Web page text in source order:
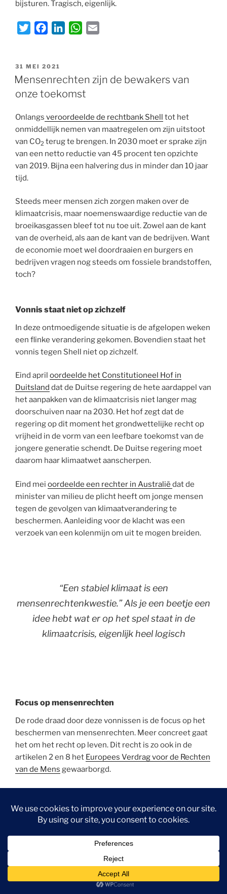
bijsturen. Tragisch, eigenlijk.
t
t
e
e
b
o
k
e
d
n
W
s
A
p
l
GEPLAATST
OP
31 MEI 2021
Mensenrechten zijn de bewakers van
onze toekomst
Onlangs veroordeelde de rechtbank Shell tot het
onmiddellijk nemen van maatregelen om zijn uitstoot
van CO2 terug te brengen. In 2030 moet er sprake zijn
van een netto reductie van 45 procent ten opzichte
van 2019. Bijna een halvering dus in minder dan 10 jaar
tijd.
Steeds meer mensen zich zorgen maken over de
klimaatcrisis, maar noemenswaardige reductie van de
broeikasgassen bleef tot nu toe uit. Zowel aan de kant
van de overheid, als aan de kant van de bedrijven. Want
de economie moet wel doordraaien en burgers en
bedrijven vragen nog steeds om fossiele brandstoffen,
toch?
Vonnis staat niet op zichzelf
In deze ontmoedigende situatie is de afgelopen weken
een flinke verandering gekomen. Bovendien staat het
vonnis tegen Shell niet op zichzelf.
Eind april oordeelde het Constitutioneel Hof in
Duitsland dat de Duitse regering de hete aardappel van
het aanpakken van de klimaatcrisis niet langer mag
doorschuiven naar na 2030. Het hof zegt dat de
regering op dit moment het grondwettelijke recht op
vrijheid in de vorm van een leefbare toekomst van de
jongere generatie schendt. De Duitse regering moet
daarom haar klimaatwet aanscherpen.
Eind mei oordeelde een rechter in Australië dat de
minister van milieu de plicht heeft om jonge mensen
tegen de gevolgen van klimaatverandering te
beschermen. Aanleiding voor de klacht was een
verzoek van een kolenmijn om uit te mogen breiden.
“Een stabiel klimaat is een
mensenrechtenkwestie.” Als je een beetje een
idee hebt wat er op het spel staat in de
klimaatcrisis, eigenlijk heel logisch
Focus op mensenrechten
De rode draad door deze vonnissen is de focus op het
beschermen van mensenrechten. Meer concreet gaat
het om het recht op leven. Dit recht is zo ook in de
artikelen 2 en 8 het Europees Verdrag voor de Rechten
van de Mens gewaarborgd.
een directe bedreiging voor de mensenrechten in
Nederland, inclusief de Wadden (de Waddenvereniging
draagt daaraan bij met zijn mondiale uitstoot en moet
daarom in het héle concern actie ondernemen.” In een
klimaatcrisis komen de mogelijkheden om gezond te
blijven en je te ontplooien zoals je dat wil ernstig in